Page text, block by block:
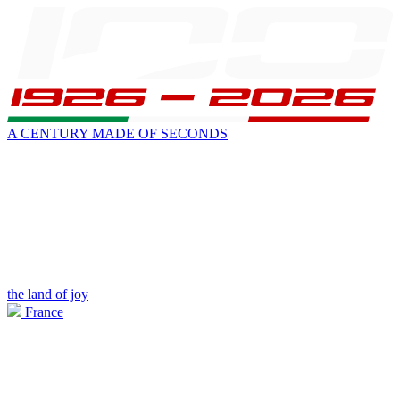
A CENTURY MADE OF SECONDS
the land of joy
France